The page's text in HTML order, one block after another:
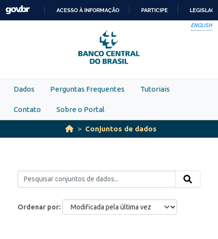
Skip to main content
PARA
O
CONTEÚDO
ACESSO À INFORMAÇÃO PARTICIPE
ENGLISH
Dados Perguntas Frequentes Tutoriais
Contato Sobre o Portal
Conjuntos de dados
Ordenar por